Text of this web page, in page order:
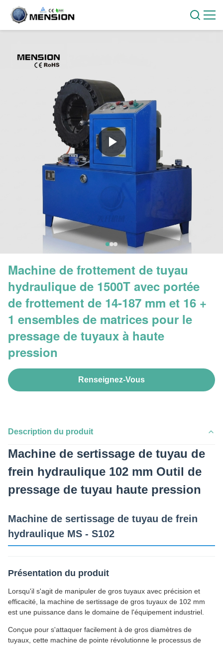
Machine de frottement de tuyau
hydraulique de 1500T avec portée
de frottement de 14-187 mm et 16 +
1 ensembles de matrices pour le
pressage de tuyaux à haute
pression
Renseignez-Vous
Description du produit
Machine de sertissage de tuyau de
frein hydraulique 102 mm Outil de
pressage de tuyau haute pression
Machine de sertissage de tuyau de frein
hydraulique MS - S102
Présentation du produit
Lorsqu'il s'agit de manipuler de gros tuyaux avec précision et
efficacité, la machine de sertissage de gros tuyaux de 102 mm
est une puissance dans le domaine de l'équipement industriel.
Conçue pour s'attaquer facilement à de gros diamètres de
tuyaux, cette machine de pointe révolutionne le processus de